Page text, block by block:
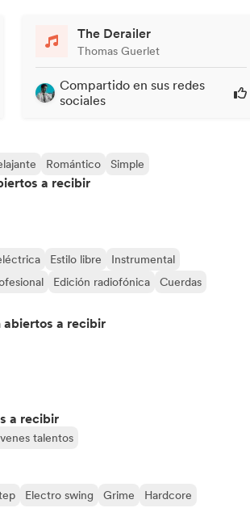
The Derailer
Thomas Guerlet
Compartido en sus redes
sociales
Romántico Simple
a recibir
Estilo libre
Instrumental
Edición radiofónica
Cuerdas
abiertos a recibir
a recibir
talentos
Electro swing Grime
Hardcore